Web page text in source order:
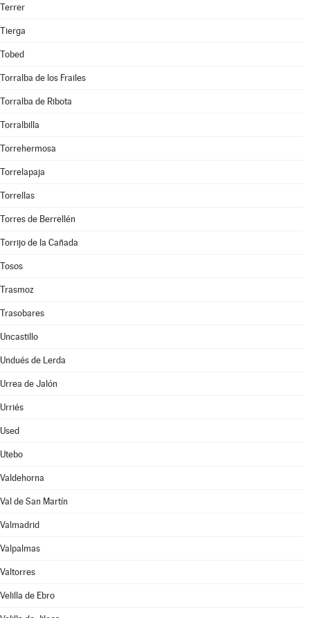
Terrer
Tierga
Tobed
Torralba de los Frailes
Torralba de Ribota
Torralbilla
Torrehermosa
Torrelapaja
Torrellas
Torres de Berrellén
Torrijo de la Cañada
Tosos
Trasmoz
Trasobares
Uncastillo
Undués de Lerda
Urrea de Jalón
Urriés
Used
Utebo
Valdehorna
Val de San Martín
Valmadrid
Valpalmas
Valtorres
Velilla de Ebro